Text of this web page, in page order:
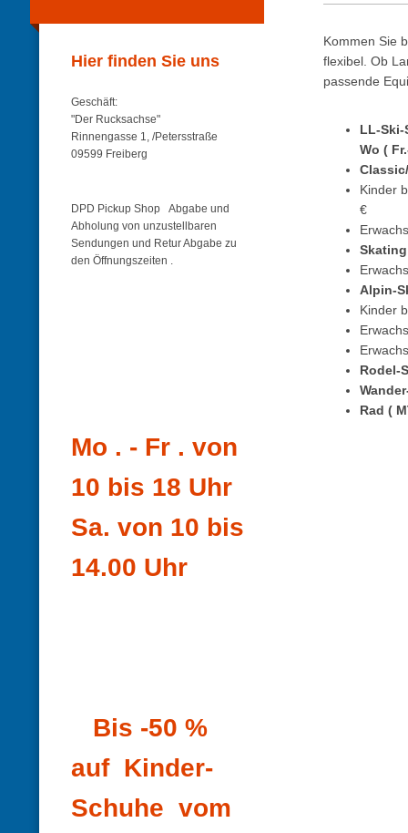
Kommen Sie
flexibel. Ob
passende
LL-
Wo (
€
Alpin-
Rodel-
Rad (
Hier finden Sie uns
Geschäft:
"Der Rucksachse"
Rinnengasse 1, /Petersstraße
09599 Freiberg
DPD Pickup Shop Abgabe und
Abholung von unzustellbaren
Sendungen und Retur Abgabe zu
den Öffnungszeiten .
Mo . - Fr . von
10 bis 18 Uhr
Sa. von 10 bis
14.00 Uhr
Bis -50 %
auf Kinder-
Schuhe vom